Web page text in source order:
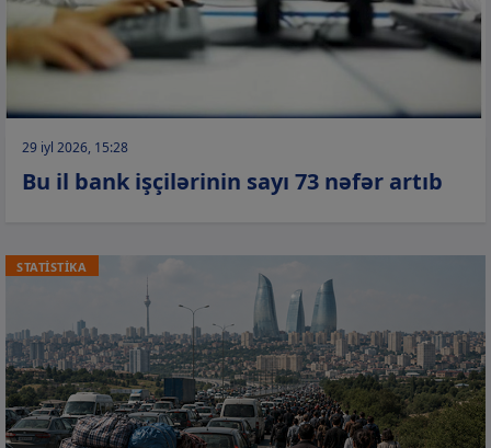
29 iyl 2026, 15:28
Bu il bank işçilərinin sayı 73 nəfər artıb
STATİSTİKA